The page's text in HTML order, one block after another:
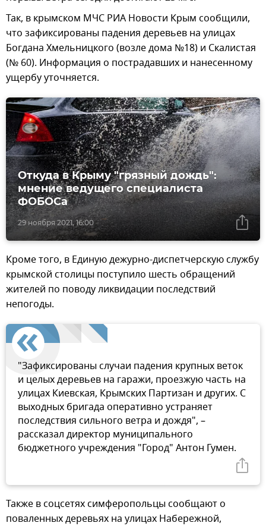
Так, в крымском МЧС РИА Новости Крым сообщили,
что зафиксированы падения деревьев на улицах
Богдана Хмельницкого (возле дома №18) и Скалистая
(№ 60). Информация о пострадавших и нанесенному
ущербу уточняется.
29 ноября 2021, 16:00
Откуда в Крыму "грязный дождь":
мнение ведущего специалиста
ФОБОСа
Кроме того, в Единую дежурно-диспетчерскую службу
крымской столицы поступило шесть обращений
жителей по поводу ликвидации последствий
непогоды.
"Зафиксированы случаи падения крупных веток
и целых деревьев на гаражи, проезжую часть на
улицах Киевская, Крымских Партизан и других. С
выходных бригада оперативно устраняет
последствия сильного ветра и дождя", –
рассказал директор муниципального
бюджетного учреждения "Город" Антон Гумен.
Также в соцсетях симферопольцы сообщают о
поваленных деревьях на улицах Набережной,